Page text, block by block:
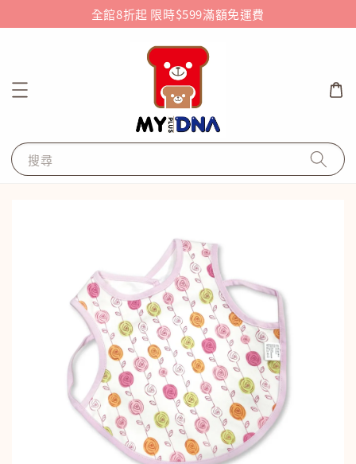
全館8折起 限時$599滿額免運費
搜尋